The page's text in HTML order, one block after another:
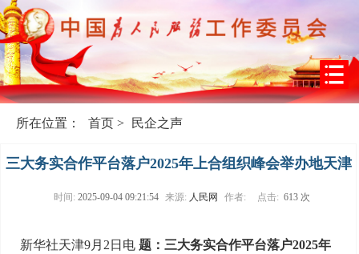
所在位置： 首页 > 民企之声
三大务实合作平台落户2025年上合组织峰会举办地天津
时间: 2025-09-04 09:21:54 来源: 人民网 作者: 点击: 613 次
新华社天津9月2日电题：三大务实合作平台落户2025年